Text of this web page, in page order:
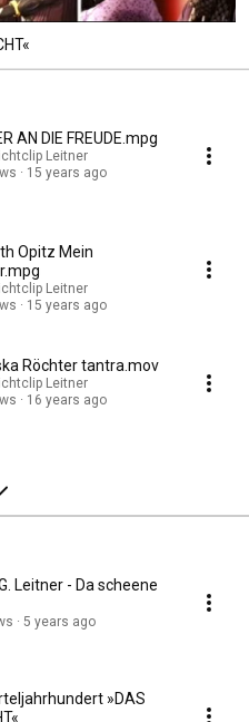
AN DIE FREUDE.mpg
Leitner
15 years ago
Mein
Leitner
15 years ago
Röchter tantra.mov
Leitner
16 years ago
Leitner - Da scheene
5 years ago
»DAS